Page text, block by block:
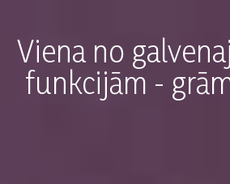
Viena no
funkcijām -